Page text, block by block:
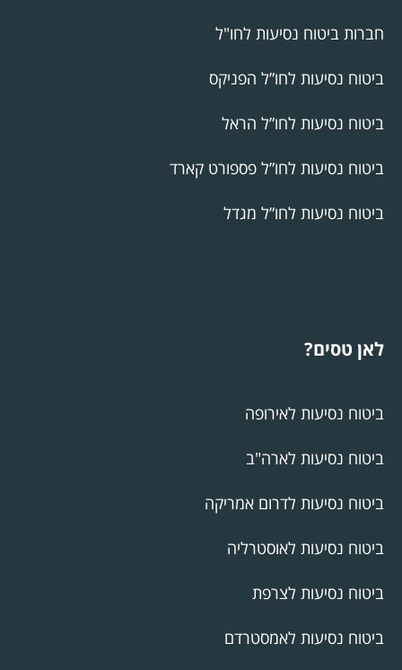
חברות ביטוח נסיעות לחו"ל
ביטוח נסיעות לחו”ל הפניקס
ביטוח נסיעות לחו”ל הראל
ביטוח נסיעות לחו”ל פספורט קארד
ביטוח נסיעות לחו”ל מגדל
לאן טסים?
ביטוח נסיעות לאירופה
ביטוח נסיעות לארה"ב
ביטוח נסיעות לדרום אמריקה
ביטוח נסיעות לאוסטרליה
ביטוח נסיעות לצרפת
ביטוח נסיעות לאמסטרדם